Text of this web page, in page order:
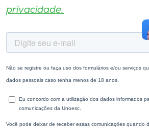
privacidade.